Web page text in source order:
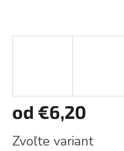
od €6,20
cena:
Zvoľte variant